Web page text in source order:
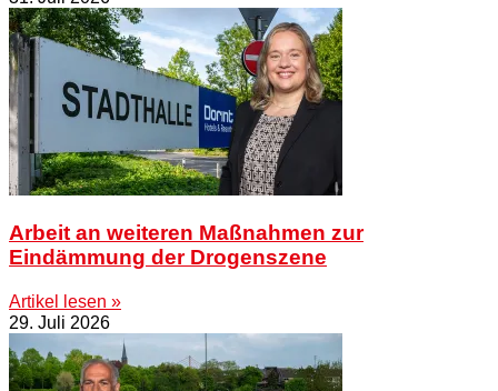
Arbeit an weiteren Maßnahmen zur
Eindämmung der Drogenszene
Artikel lesen »
29. Juli 2026